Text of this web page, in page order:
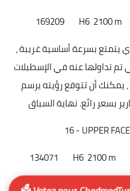
169209
H6 2100 m
يتمتع بسرعة أساسية غريبة ،
تم تداولها عنه في الإسطبلات
أن تتوقع رؤيته يرسم
16 - UPPER
134071
H6 2100 m